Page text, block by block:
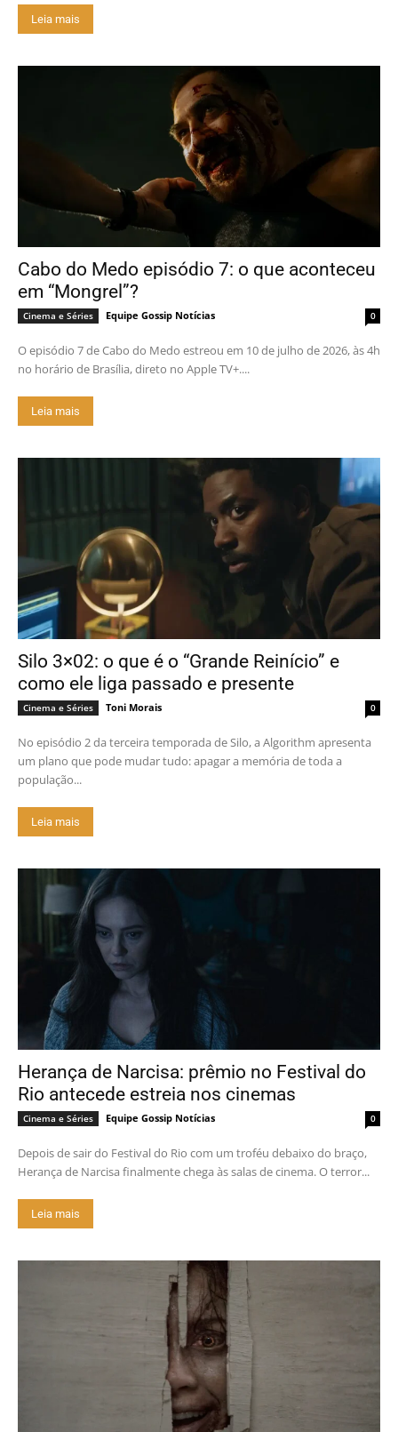
Leia mais
Cabo do Medo episódio 7: o que aconteceu
em “Mongrel”?
Cinema e Séries Equipe Gossip Notícias 0
O episódio 7 de Cabo do Medo estreou em 10 de julho de 2026, às 4h
no horário de Brasília, direto no Apple TV+....
Leia mais
Silo 3×02: o que é o “Grande Reinício” e
como ele liga passado e presente
Cinema e Séries Toni Morais 0
No episódio 2 da terceira temporada de Silo, a Algorithm apresenta
um plano que pode mudar tudo: apagar a memória de toda a
população...
Leia mais
Herança de Narcisa: prêmio no Festival do
Rio antecede estreia nos cinemas
Cinema e Séries Equipe Gossip Notícias 0
Depois de sair do Festival do Rio com um troféu debaixo do braço,
Herança de Narcisa finalmente chega às salas de cinema. O terror...
Leia mais